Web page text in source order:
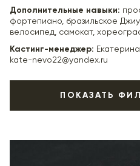
Дополнительные навыки:
фортепиано, бразильское
велосипед, самокат,
Кастинг-менеджер:
kate-nevo22@yandex.ru
ПОКАЗАТЬ
реж. Денис Карышев